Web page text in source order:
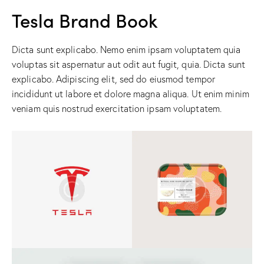
Tesla Brand Book
Dicta sunt explicabo. Nemo enim ipsam voluptatem quia
voluptas sit aspernatur aut odit aut fugit, quia. Dicta sunt
explicabo. Adipiscing elit, sed do eiusmod tempor
incididunt ut labore et dolore magna aliqua. Ut enim minim
veniam quis nostrud exercitation ipsam voluptatem.